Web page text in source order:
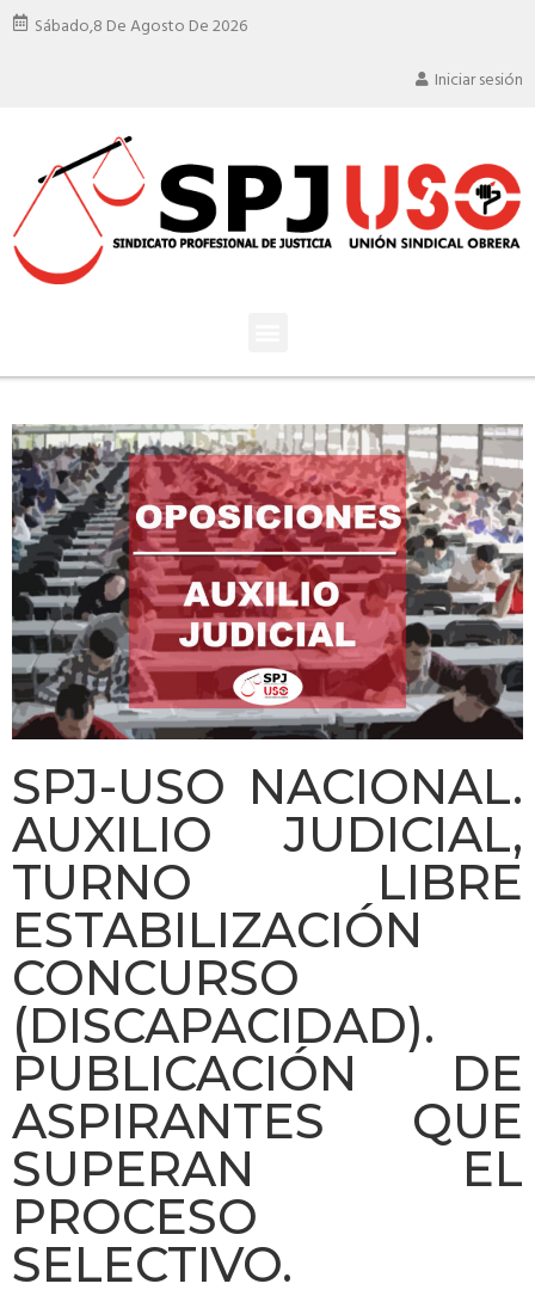
Sábado,8 De Agosto De 2026
Iniciar sesión
SPJ-USO NACIONAL.
AUXILIO JUDICIAL,
TURNO LIBRE
ESTABILIZACIÓN
CONCURSO
(DISCAPACIDAD).
PUBLICACIÓN DE
ASPIRANTES QUE
SUPERAN EL
PROCESO
SELECTIVO.